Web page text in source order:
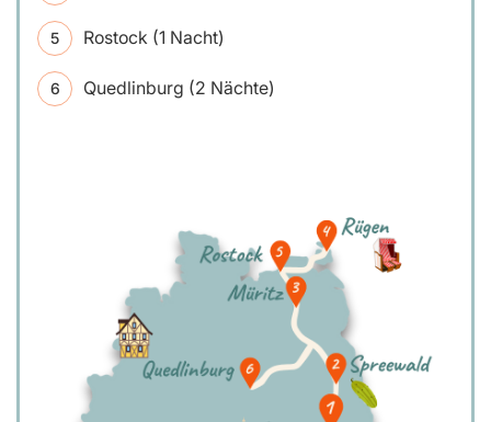
Rostock (1 Nacht)
Quedlinburg (2 Nächte)